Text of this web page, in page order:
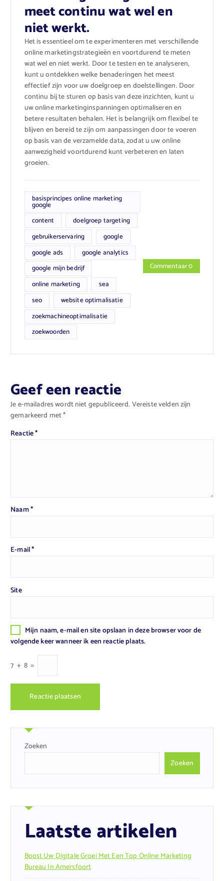
meet continu wat wel en
niet werkt.
Het is essentieel om te experimenteren met verschillende
online marketingstrategieën en voortdurend te meten
wat wel en niet werkt. Door te testen en te analyseren,
kunt u ontdekken welke benaderingen het meest
effectief zijn voor uw doelgroep en doelstellingen. Door
continu bij te sturen op basis van deze inzichten, kunt u
uw online marketinginspanningen optimaliseren en
betere resultaten behalen. Het is belangrijk om flexibel te
blijven en bereid te zijn om aanpassingen door te voeren
op basis van de verzamelde data, zodat u uw online
aanwezigheid voortdurend kunt verbeteren en laten
groeien.
basisprincipes online marketing
google
content
doelgroep targeting
gebruikerservaring
google
google ads
google analytics
google mijn bedrijf
online marketing
sea
seo
website optimalisatie
zoekmachineoptimalisatie
zoekwoorden
Commentaar 0
Geef een reactie
Je e-mailadres wordt niet gepubliceerd. Vereiste velden zijn
gemarkeerd met*
Reactie*
Naam*
E-mail*
Site
Mijn naam, e-mail en site opslaan in deze browser voor de
volgende keer wanneer ik een reactie plaats.
7 + 8 =
Zoeken
Zoeken
Laatste artikelen
Boost Uw Digitale Groei Met Een Top Online Marketing
Bureau In Amersfoort